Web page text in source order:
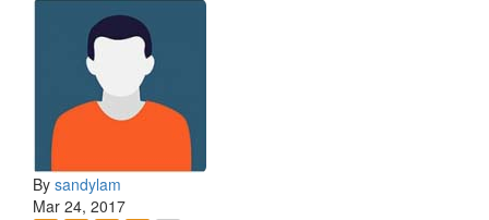
By sandylam
Mar 24, 2017